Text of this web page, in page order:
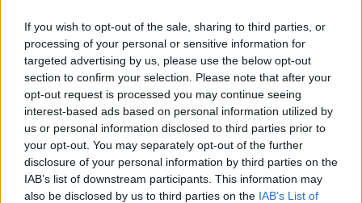
If you wish to opt-out of the sale, sharing to third parties, or
processing of your personal or sensitive information for
targeted advertising by us, please use the below opt-out
section to confirm your selection. Please note that after your
opt-out request is processed you may continue seeing
interest-based ads based on personal information utilized by
us or personal information disclosed to third parties prior to
your opt-out. You may separately opt-out of the further
disclosure of your personal information by third parties on the
IAB’s list of downstream participants. This information may
also be disclosed by us to third parties on the IAB’s List of
Ilaria Galli ha firmato il desk che ha svelato un
caso amministrativo triestino dopo accessi agli
atti al Municipio, sostenendo la linea editoriale
di rigore documentale. Editor di redazione, ha
un tratto unico: colleziona verbali storici del
Porto Vecchio.